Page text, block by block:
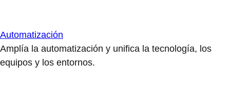
Automatización
Amplía la automatización y unifica la tecnología, los
equipos y los entornos.